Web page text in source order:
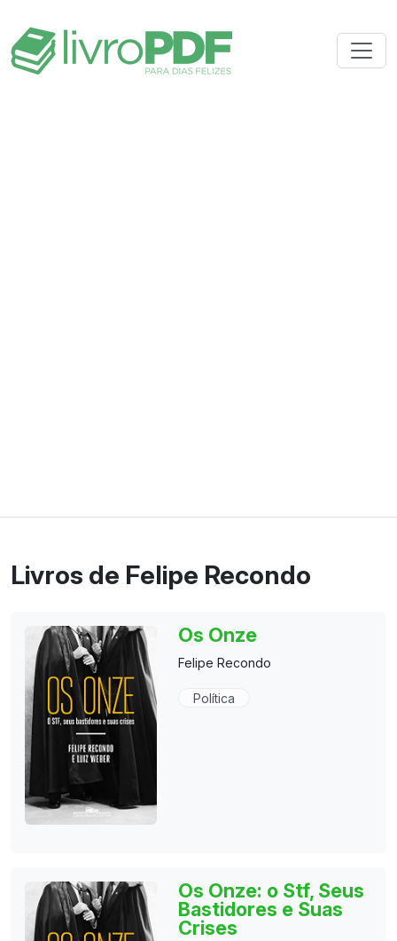
Livros de Felipe Recondo
Os Onze
Felipe Recondo
Política
Os Onze: o Stf, Seus
Bastidores e Suas
Crises